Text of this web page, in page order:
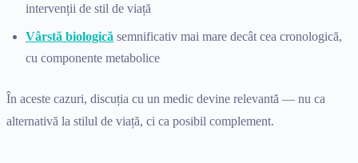
intervenții de stil de viață
Vârstă biologică semnificativ mai mare decât cea cronologică,
cu componente metabolice
În aceste cazuri, discuția cu un medic devine relevantă — nu ca
alternativă la stilul de viață, ci ca posibil complement.